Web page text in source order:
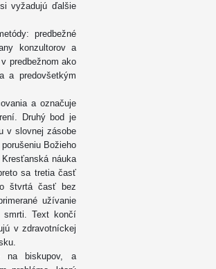
vyžadujú ďalšie
predbežné
konzultorov a
predbežnom ako
a predovšetkým
a označuje
Druhý bod je
v slovnej zásobe
Božieho
náuka
sa tretia časť
štvrtá časť bez
užívanie
smrti. Text končí
v zdravotníckej
na biskupov, a